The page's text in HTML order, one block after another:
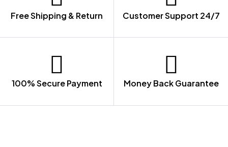
Free Shipping & Return Customer Support 24/7
100% Secure Payment Money Back Guarantee